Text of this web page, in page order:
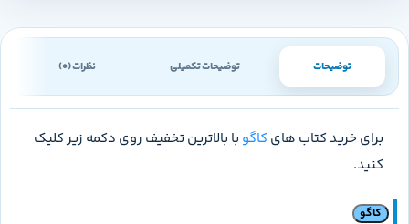
توضیحات توضیحات تکمیلی نظرات (0)
برای خرید کتاب های کاگو با بالاترین تخفیف روی دکمه زیر کلیک
کنید.
کاگو